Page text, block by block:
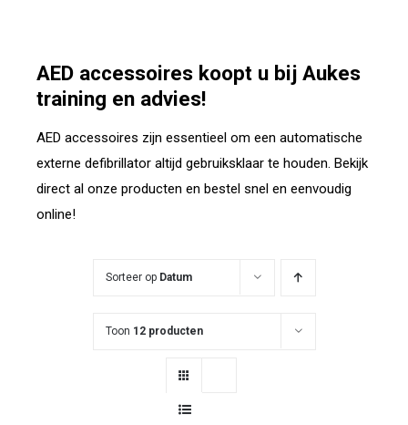
AED accessoires koopt u bij Aukes
training en advies!
AED accessoires zijn essentieel om een automatische
externe defibrillator altijd gebruiksklaar te houden. Bekijk
direct al onze producten en bestel snel en eenvoudig
online!
Sorteer op Datum
Toon 12 producten